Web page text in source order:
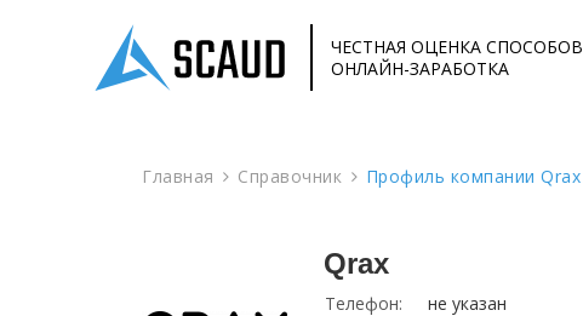
ЧЕСТНАЯ ОЦЕНКА СПОСОБОВ
ОНЛАЙН-ЗАРАБОТКА
Главная Справочник Профиль компании Qrax
Qrax
Телефон:
не указан